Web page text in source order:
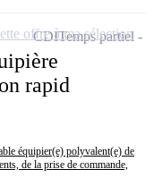
rapid
équipier(e) polyvalent(e) de
de la prise de commande,
CDITemps partiel
offre à ma sélection